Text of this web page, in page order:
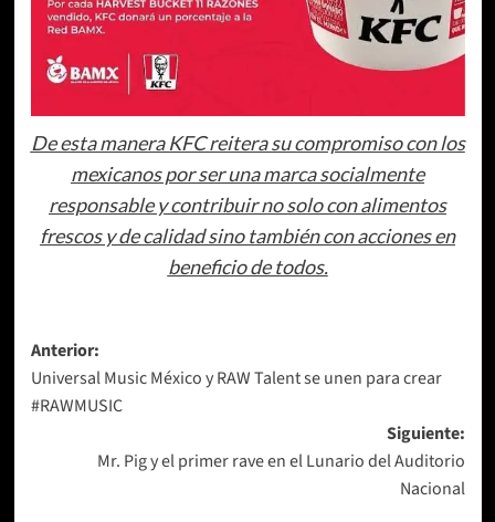
De esta manera KFC reitera su compromiso con los
mexicanos por ser una marca socialmente
responsable y contribuir no solo con alimentos
frescos y de calidad sino también con acciones en
beneficio de todos.
Navegación
de
entradas
Anterior:
Universal Music México y RAW Talent se unen para crear
#RAWMUSIC
Siguiente:
Mr. Pig y el primer rave en el Lunario del Auditorio
Nacional